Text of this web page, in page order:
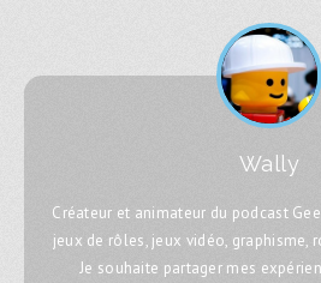
Wally
Créateur et animateur du podcast
jeux de rôles, jeux vidéo, graphisme,
Je souhaite partager mes